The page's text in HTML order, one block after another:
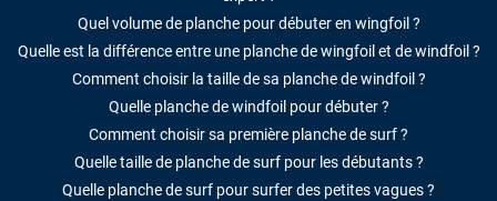
Quel volume de planche pour débuter en wingfoil ?
Quelle est la différence entre une planche de wingfoil et de windfoil ?
Comment choisir la taille de sa planche de windfoil ?
Quelle planche de windfoil pour débuter ?
Comment choisir sa première planche de surf ?
Quelle taille de planche de surf pour les débutants ?
Quelle planche de surf pour surfer des petites vagues ?